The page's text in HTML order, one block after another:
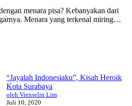
menara pisa? Kebanyakan dari
Menara yang terkenal miring…
“Jayalah Indonesiaku”, Kisah Heroik
Kota Surabaya
oleh Vienselin Lim
Juli 10, 2020